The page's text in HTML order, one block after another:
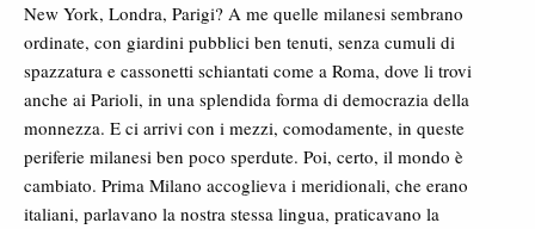
New York, Londra, Parigi? A me quelle milanesi sembrano
ordinate, con giardini pubblici ben tenuti, senza cumuli di
spazzatura e cassonetti schiantati come a Roma, dove li trovi
anche ai Parioli, in una splendida forma di democrazia della
monnezza. E ci arrivi con i mezzi, comodamente, in queste
periferie milanesi ben poco sperdute. Poi, certo, il mondo è
cambiato. Prima Milano accoglieva i meridionali, che erano
italiani, parlavano la nostra stessa lingua, praticavano la